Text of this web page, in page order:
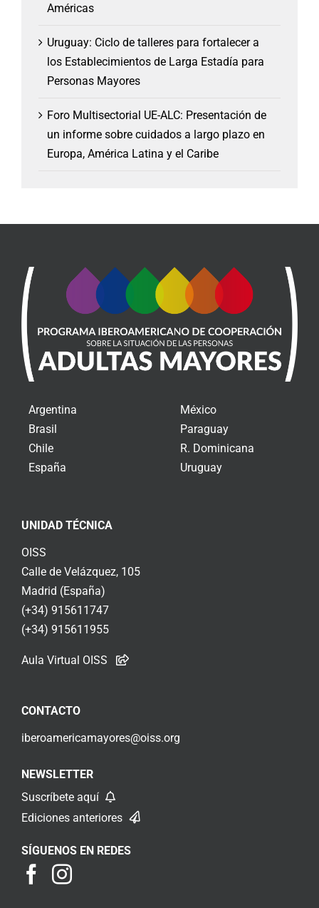
Américas
Uruguay: Ciclo de talleres para fortalecer a
los Establecimientos de Larga Estadía para
Personas Mayores
Foro Multisectorial UE-ALC: Presentación de
un informe sobre cuidados a largo plazo en
Europa, América Latina y el Caribe
Argentina
Brasil
Chile
España
México
Paraguay
R. Dominicana
Uruguay
UNIDAD TÉCNICA
OISS
Calle de Velázquez, 105
Madrid (España)
(+34) 915611747
(+34) 915611955
Aula Virtual OISS
CONTACTO
iberoamericamayores@oiss.org
NEWSLETTER
Suscríbete aquí
Ediciones anteriores
SÍGUENOS EN REDES